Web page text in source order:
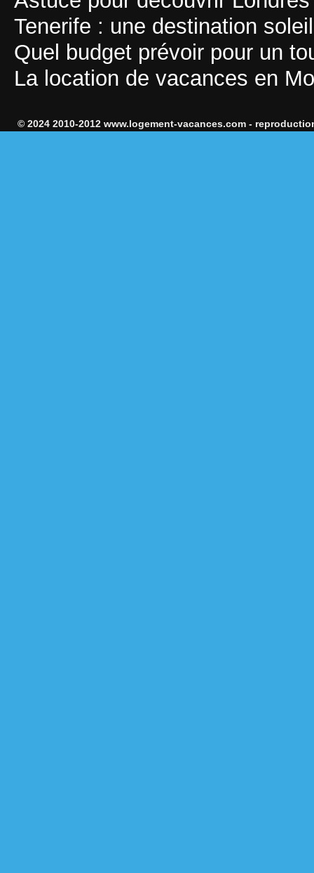
Tenerife : une destination
Quel budget prévoir pour un
La location de vacances en
© 2024 2010-2012 www.logement-vacances.com -